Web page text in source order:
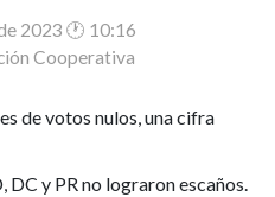
2023 🕐 10:16
Cooperativa
de votos nulos, una cifra
DC y PR no lograron escaños.